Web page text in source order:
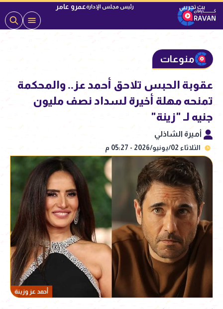
رئيس مجلس الإدارةعمرو عامر
منوعات
عقوبة الحبس تلاحق أحمد عز.. والمحكمة
تمنحه مهلة أخيرة لسداد نصف مليون
جنيه لـ "زينة"
أميرة الشاذلي
الثلاثاء 02/يونيو/2026 - 05:27 م
أحمد عز وزينة